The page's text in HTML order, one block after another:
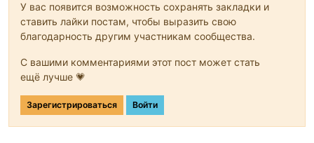
У вас появится возможность сохранять закладки и
ставить лайки постам, чтобы выразить свою
благодарность другим участникам сообщества.
С вашими комментариями этот пост может стать
ещё лучше 💗
Зарегистрироваться Войти